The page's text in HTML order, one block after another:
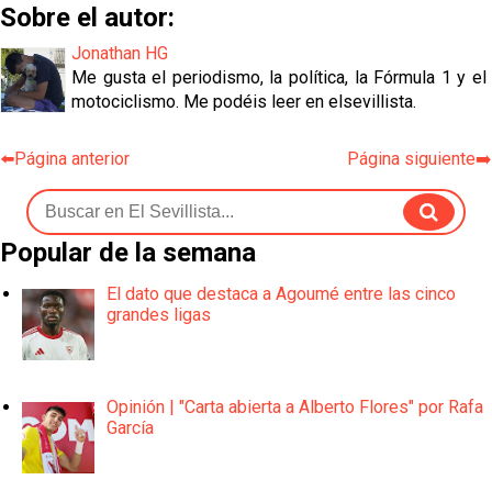
Sobre el autor:
Jonathan HG
Me gusta el periodismo, la política, la Fórmula 1 y el
motociclismo. Me podéis leer en elsevillista.
⬅️Página anterior Página siguiente➡️
Popular de la semana
El dato que destaca a Agoumé entre las cinco
grandes ligas
Opinión | "Carta abierta a Alberto Flores" por Rafa
García